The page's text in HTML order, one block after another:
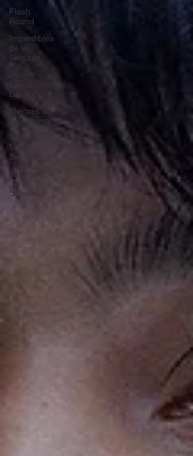
Flash
Round
Imperdibles
de la
Semana
Descubrir
Mejores de
la Semana
Talento
Mexa
Semanal
Álbumes
de la
Semana